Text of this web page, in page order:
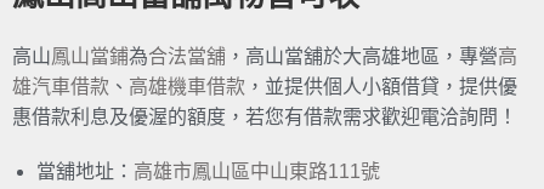
高山鳳山當鋪為合法當舖 ，高山當舖於大高雄地區，專營高
雄汽車借款 、 高雄機車借款 ，並提供個人小額借貸，提供優
惠借款利息及優渥的額度，若您有借款需求歡迎電洽詢問！
當舖地址： 高雄市鳳山區中山東路111號